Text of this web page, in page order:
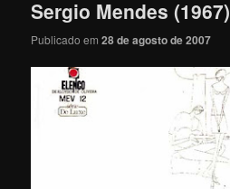
Sergio Mendes (1967)
Publicado em28 de agosto de 2007